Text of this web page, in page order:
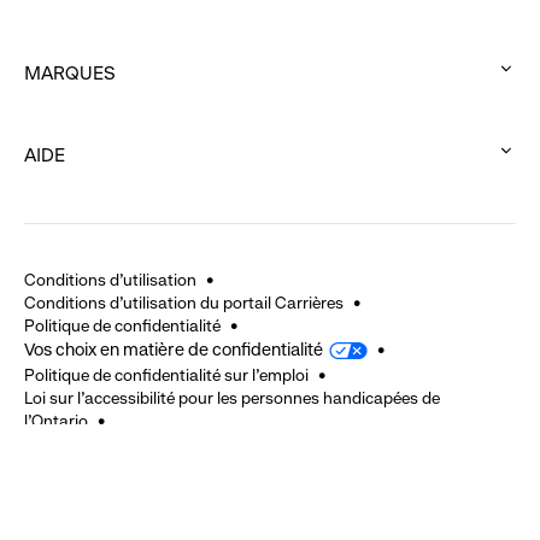
to
MARQUES
to
AIDE
expand
Conditions d'utilisation
Conditions d'utilisation du portail Carrières
Politique de confidentialité
Vos choix en matière de confidentialité
Politique de confidentialité sur l'emploi
Loi sur l’accessibilité pour les personnes handicapées de
l’Ontario